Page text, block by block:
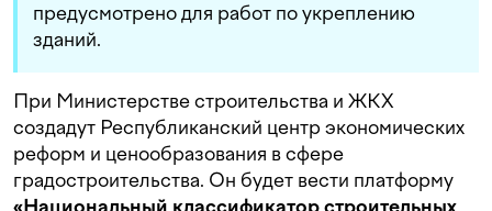
предусмотрено для работ по укреплению
зданий.
При Министерстве строительства и ЖКХ
создадут Республиканский центр экономических
реформ и ценообразования в сфере
градостроительства. Он будет вести платформу